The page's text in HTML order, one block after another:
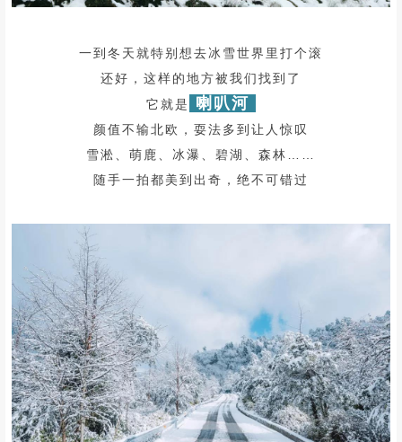
一到冬天就特别想去冰雪世界里打个滚
还好，这样的地方被我们找到了
它就是
喇叭河
颜值不输北欧，耍法多到让人惊叹
雪淞、萌鹿、冰瀑、碧湖、森林……
随手一拍都美到出奇，绝不可错过